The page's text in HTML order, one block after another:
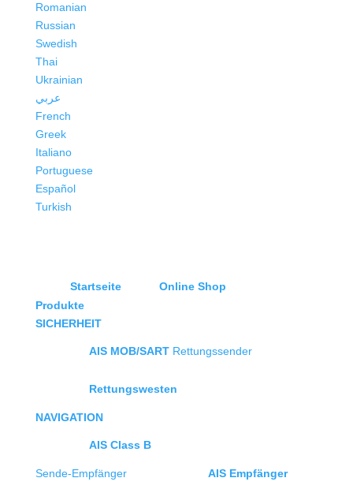
Romanian
Russian
Swedish
Thai
Ukrainian
عربي
French
Greek
Italiano
Portuguese
Español
Turkish
Startseite
Online Shop
Produkte
SICHERHEIT
AIS MOB/SARTRettungssender
Rettungswesten
NAVIGATION
AIS Class B
Sende-Empfänger AIS Empfänger